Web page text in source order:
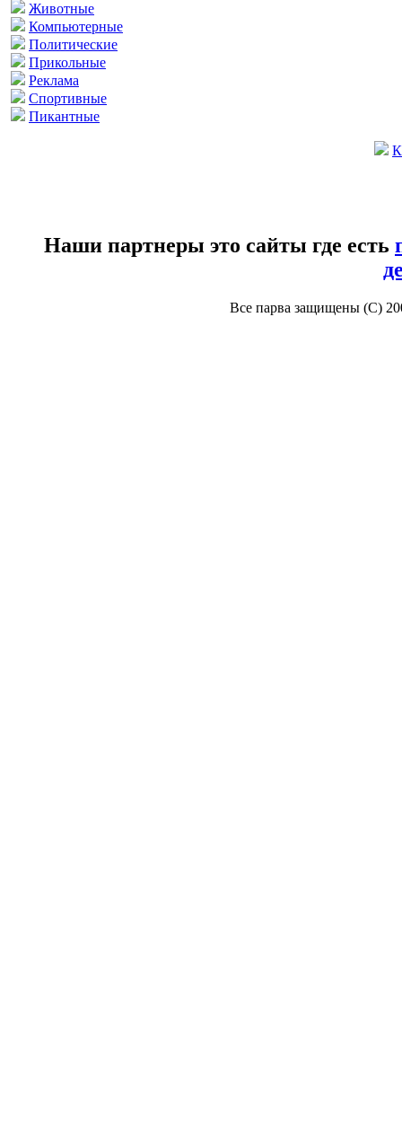
Животные
Компьютерные
Политические
Прикольные
Реклама
Спортивные
Пикантные
Наши партнеры это сайты где есть
Все парва защищены (С)